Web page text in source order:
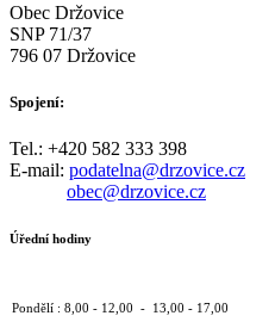
Obec Držovice
SNP 71/37
796 07 Držovice
Spojení:
Tel.: +420 582 333 398
E-mail: podatelna@drzovice.cz
obec@drzovice.cz
Úřední hodiny
Pondělí : 8,00 - 12,00 - 13,00 - 17,00